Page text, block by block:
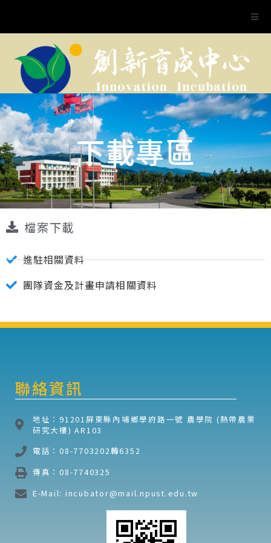
下載專區
檔案下載
進駐相關資料
團隊資金及計畫申請相關資料
聯絡資訊
地址：91201屏東縣內埔鄉學府路一號 農學院 (熱帶農業
研究大樓) AR103
電話：08-7703202轉6352
傳真：08-7740325
E-Mail: incubator@mail.npust.edu.tw